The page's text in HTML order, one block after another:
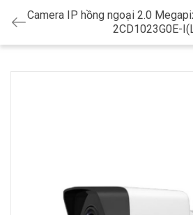
Camera IP hồng ngoại 2.0
2CD1023G0E-